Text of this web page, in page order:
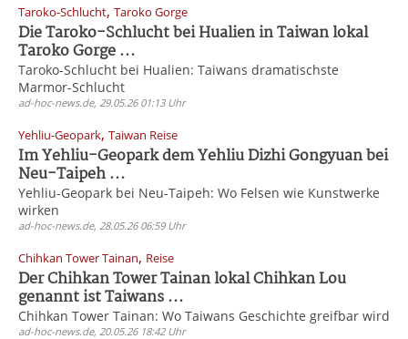
Taroko-Schlucht, Taroko Gorge
Die Taroko-Schlucht bei Hualien in Taiwan lokal
Taroko Gorge ...
Taroko-Schlucht bei Hualien: Taiwans dramatischste
Marmor-Schlucht
ad-hoc-news.de, 29.05.26 01:13 Uhr
Yehliu-Geopark, Taiwan Reise
Im Yehliu-Geopark dem Yehliu Dizhi Gongyuan bei
Neu-Taipeh ...
Yehliu-Geopark bei Neu-Taipeh: Wo Felsen wie Kunstwerke
wirken
ad-hoc-news.de, 28.05.26 06:59 Uhr
Chihkan Tower Tainan, Reise
Der Chihkan Tower Tainan lokal Chihkan Lou
genannt ist Taiwans ...
Chihkan Tower Tainan: Wo Taiwans Geschichte greifbar wird
ad-hoc-news.de, 20.05.26 18:42 Uhr